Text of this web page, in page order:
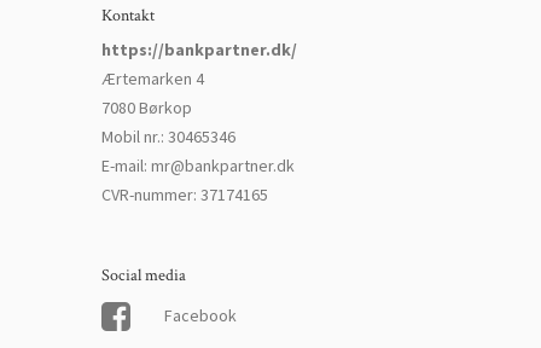
Kontakt
https://bankpartner.dk/
Ærtemarken 4
7080 Børkop
Mobil nr.: 30465346
E-mail: mr@bankpartner.dk
CVR-nummer: 37174165
Social media
Facebook